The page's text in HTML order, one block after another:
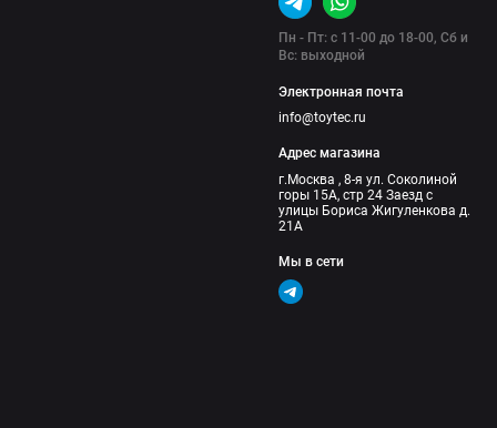
Пн - Пт: с 11-00 до 18-00, Сб и
Вс: выходной
Электронная почта
info@toytec.ru
Адрес магазина
г.Москва , 8-я ул. Соколиной
горы 15А, стр 24 Заезд с
улицы Бориса Жигуленкова д.
21А
Мы в сети